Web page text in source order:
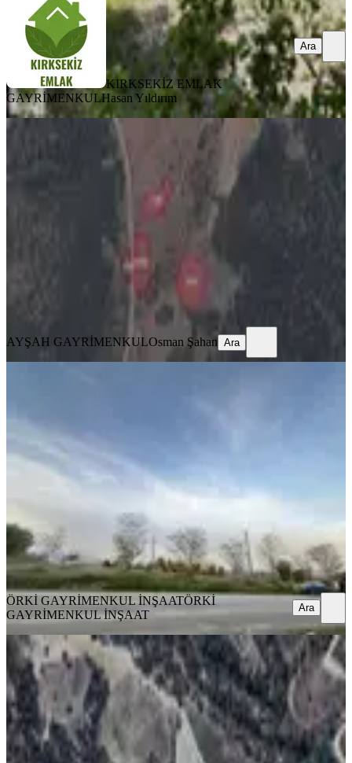
KIRKSEKİZ EMLAK
GAYRİMENKULHasan Yıldırım
Ara
Ayşah'tan Kale Karayayla'da Satılık
19.853 M2 Tarla
21.05.2026
1.700.000 ₺
AYŞAH GAYRİMENKUL Osman Şahan
AYŞAH GAYRİMENKULOsman Şahan Ara
9415 m²
ÖRKİ GAYRİMENKUL İNŞAATÖRKİ GAYRİMENKUL
İNŞAAT
Ara
ÖRKİ GAYRİMENKUL İNŞAATÖRKİ
GAYRİMENKUL İNŞAAT
Ara
Denizli Kale Esenkaya'da Yatırımlık
Satılık 11.342 M² Tarla...
Kale, Esenkaya Mahallesi
148/m²· 11.04.2026